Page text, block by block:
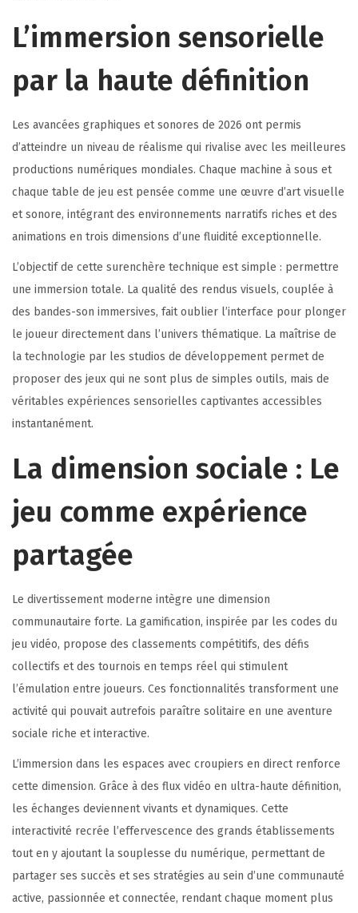
L’immersion sensorielle
par la haute définition
Les avancées graphiques et sonores de 2026 ont permis
d’atteindre un niveau de réalisme qui rivalise avec les meilleures
productions numériques mondiales. Chaque machine à sous et
chaque table de jeu est pensée comme une œuvre d’art visuelle
et sonore, intégrant des environnements narratifs riches et des
animations en trois dimensions d’une fluidité exceptionnelle.
L’objectif de cette surenchère technique est simple : permettre
une immersion totale. La qualité des rendus visuels, couplée à
des bandes-son immersives, fait oublier l’interface pour plonger
le joueur directement dans l’univers thématique. La maîtrise de
la technologie par les studios de développement permet de
proposer des jeux qui ne sont plus de simples outils, mais de
véritables expériences sensorielles captivantes accessibles
instantanément.
La dimension sociale : Le
jeu comme expérience
partagée
Le divertissement moderne intègre une dimension
communautaire forte. La gamification, inspirée par les codes du
jeu vidéo, propose des classements compétitifs, des défis
collectifs et des tournois en temps réel qui stimulent
l’émulation entre joueurs. Ces fonctionnalités transforment une
activité qui pouvait autrefois paraître solitaire en une aventure
sociale riche et interactive.
L’immersion dans les espaces avec croupiers en direct renforce
cette dimension. Grâce à des flux vidéo en ultra-haute définition,
les échanges deviennent vivants et dynamiques. Cette
interactivité recrée l’effervescence des grands établissements
tout en y ajoutant la souplesse du numérique, permettant de
partager ses succès et ses stratégies au sein d’une communauté
active, passionnée et connectée, rendant chaque moment plus